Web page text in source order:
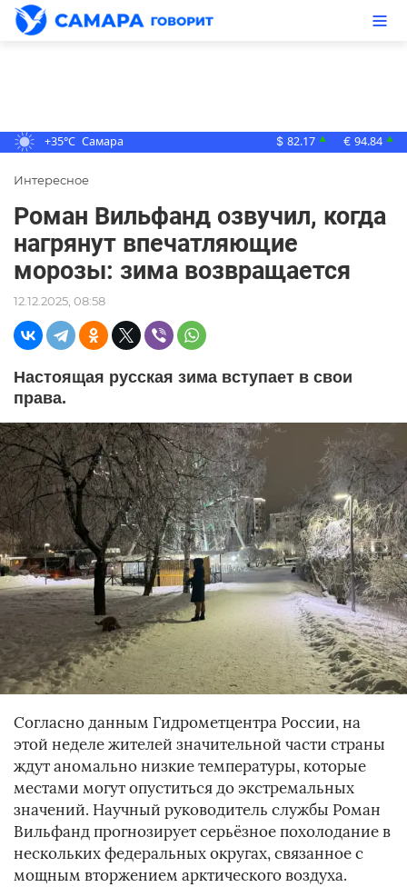
+35°C Самара $ 82.17 ▲ € 94.84 ▲
Интересное
Роман Вильфанд озвучил, когда
нагрянут впечатляющие
морозы: зима возвращается
12.12.2025, 08:58
Настоящая русская зима вступает в свои
права.
Согласно данным Гидрометцентра России, на
этой неделе жителей значительной части страны
ждут аномально низкие температуры, которые
местами могут опуститься до экстремальных
значений. Научный руководитель службы Роман
Вильфанд прогнозирует серьёзное похолодание в
нескольких федеральных округах, связанное с
мощным вторжением арктического воздуха.